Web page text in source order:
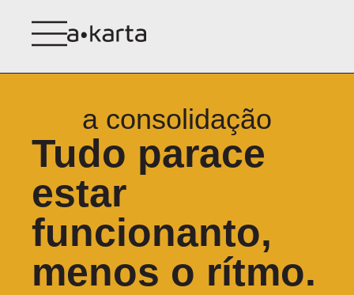
a consolidação
Tudo parace
estar
funcionanto,
menos o rítmo.